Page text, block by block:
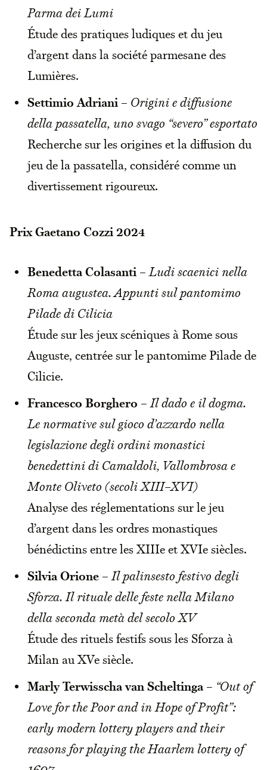
Parma dei Lumi
Étude des pratiques ludiques et du jeu
d’argent dans la société parmesane des
Lumières.
Settimio Adriani – Origini e diffusione
della passatella, uno svago “severo” esportato
Recherche sur les origines et la diffusion du
jeu de la passatella, considéré comme un
divertissement rigoureux.
Prix Gaetano Cozzi 2024
Benedetta Colasanti – Ludi scaenici nella
Roma augustea. Appunti sul pantomimo
Pilade di Cilicia
Étude sur les jeux scéniques à Rome sous
Auguste, centrée sur le pantomime Pilade de
Cilicie.
Francesco Borghero – Il dado e il dogma.
Le normative sul gioco d’azzardo nella
legislazione degli ordini monastici
benedettini di Camaldoli, Vallombrosa e
Monte Oliveto (secoli XIII–XVI)
Analyse des réglementations sur le jeu
d’argent dans les ordres monastiques
bénédictins entre les XIIIe et XVIe siècles.
Silvia Orione – Il palinsesto festivo degli
Sforza. Il rituale delle feste nella Milano
della seconda metà del secolo XV
Étude des rituels festifs sous les Sforza à
Milan au XVe siècle.
Marly Terwisscha van Scheltinga– “Out of
Love for the Poor and in Hope of Profit”:
early modern lottery players and their
reasons for playing the Haarlem lottery of